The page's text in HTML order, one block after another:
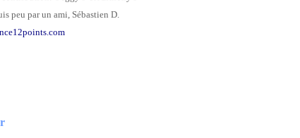
peu par un ami, Sébastien D.